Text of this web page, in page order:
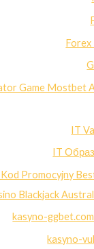
Forex
Game Mostbet
IT
IT
Promocyjny
Blackjack
kasyno-
kasyno-